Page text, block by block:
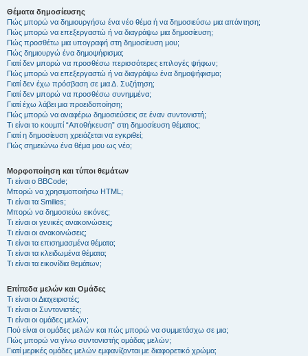
Θέματα δημοσίευσης
Πώς μπορώ να δημιουργήσω ένα νέο θέμα ή να δημοσιεύσω μια απάντηση;
Πώς μπορώ να επεξεργαστώ ή να διαγράψω μια δημοσίευση;
Πώς προσθέτω μια υπογραφή στη δημοσίευση μου;
Πώς δημιουργώ ένα δημοψήφισμα;
Γιατί δεν μπορώ να προσθέσω περισσότερες επιλογές ψήφων;
Πώς μπορώ να επεξεργαστώ ή να διαγράψω ένα δημοψήφισμα;
Γιατί δεν έχω πρόσβαση σε μια Δ. Συζήτηση;
Γιατί δεν μπορώ να προσθέσω συνημμένα;
Γιατί έχω λάβει μια προειδοποίηση;
Πώς μπορώ να αναφέρω δημοσιεύσεις σε έναν συντονιστή;
Τι είναι το κουμπί “Αποθήκευση” στη δημοσίευση θέματος;
Γιατί η δημοσίευση χρειάζεται να εγκριθεί;
Πώς σημειώνω ένα θέμα μου ως νέο;
Μορφοποίηση και τύποι θεμάτων
Τι είναι ο BBCode;
Μπορώ να χρησιμοποιήσω HTML;
Τι είναι τα Smilies;
Μπορώ να δημοσιεύω εικόνες;
Τι είναι οι γενικές ανακοινώσεις;
Τι είναι οι ανακοινώσεις;
Τι είναι τα επισημασμένα θέματα;
Τι είναι τα κλειδωμένα θέματα;
Τι είναι τα εικονίδια θεμάτων;
Επίπεδα μελών και Ομάδες
Τι είναι οι Διαχειριστές;
Τι είναι οι Συντονιστές;
Τι είναι οι ομάδες μελών;
Πού είναι οι ομάδες μελών και πώς μπορώ να συμμετάσχω σε μια;
Πώς μπορώ να γίνω συντονιστής ομάδας μελών;
Γιατί μερικές ομάδες μελών εμφανίζονται με διαφορετικό χρώμα;